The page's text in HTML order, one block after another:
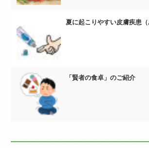
夏に起こりやすい皮膚疾患
「賢者の食卓」のご紹介